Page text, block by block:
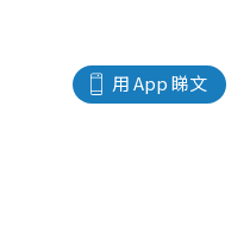
用 App 睇文